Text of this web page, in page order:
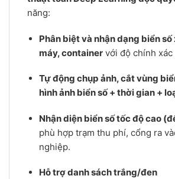
năng:
Phân biệt và nhận dạng biển số
máy, containervới độ chính xác
Tự động chụp ảnh, cắt vùng
hình ảnh biển số + thời gian +
Nhận diện biển số tốc độ cao
phù hợp trạm thu phí, cổng ra
nghiệp.
Hỗ trợ danh sách trắng/đen